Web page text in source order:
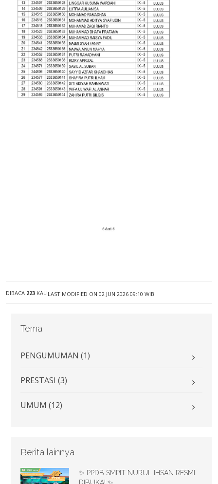
DIBACA 223 KALILAST MODIFIED ON 02 JUN 2026 09:10 WIB
Tema
PENGUMUMAN (1)
PRESTASI (3)
UMUM (12)
Berita lainnya
✨ PPDB SMPIT NURUL IHSAN RESMI